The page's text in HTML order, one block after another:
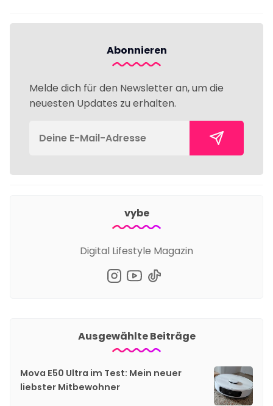
Abonnieren
Melde dich für den Newsletter an, um die
neuesten Updates zu erhalten.
vybe
Digital Lifestyle Magazin
Ausgewählte Beiträge
Mova E50 Ultra im Test: Mein neuer
liebster Mitbewohner